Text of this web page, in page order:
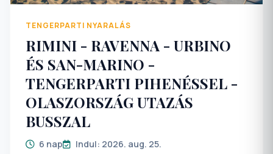
TENGERPARTI NYARALÁS
RIMINI - RAVENNA - URBINO
ÉS SAN-MARINO -
TENGERPARTI PIHENÉSSEL -
OLASZORSZÁG UTAZÁS
BUSSZAL
6 nap Indul: 2026. aug. 25.